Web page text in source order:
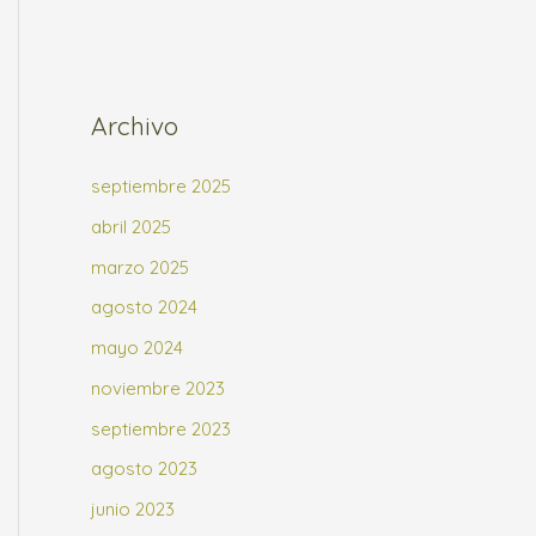
Archivo
septiembre 2025
abril 2025
marzo 2025
agosto 2024
mayo 2024
noviembre 2023
septiembre 2023
agosto 2023
junio 2023